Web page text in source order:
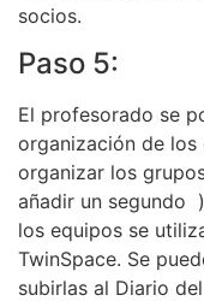
socios.
Paso 5:
El profesorado se
organización de los
organizar los
añadir un segundo
los equipos se
TwinSpace. Se
subirlas al Diario